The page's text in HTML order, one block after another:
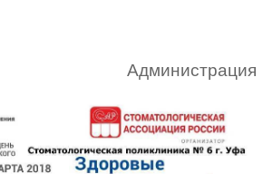
Администрация